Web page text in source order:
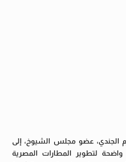
الجندي، عضو مجلس الشيوخ، إلى
واضحة لتطوير المطارات المصرية